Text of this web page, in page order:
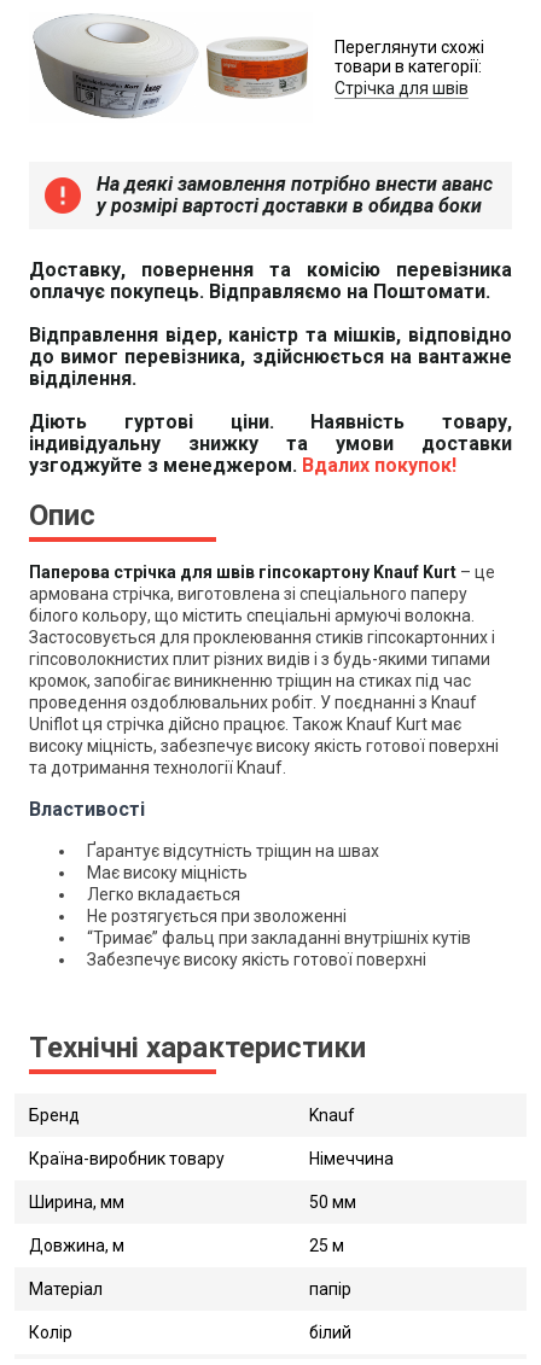
Переглянути схожі
товари в категорії:
Стрічка для швів
error
На деякі замовлення потрібно внести аванс
у розмірі вартості доставки в обидва боки
Доставку, повернення та комісію перевізника
оплачує покупець. Відправляємо на Поштомати.
Відправлення відер, каністр та мішків, відповідно
до вимог перевізника, здійснюється на вантажне
відділення.
Діють гуртові ціни. Наявність товару,
індивідуальну знижку та умови доставки
узгоджуйте з менеджером. Вдалих покупок!
Опис
Паперова стрічка для швів гіпсокартону Knauf Kurt – це
армована стрічка, виготовлена зі спеціального паперу
білого кольору, що містить спеціальні армуючі волокна.
Застосовується для проклеювання стиків гіпсокартонних і
гіпсоволокнистих плит різних видів і з будь-якими типами
кромок, запобігає виникненню тріщин на стиках під час
проведення оздоблювальних робіт. У поєднанні з Knauf
Uniflot ця стрічка дійсно працює. Також Knauf Kurt має
високу міцність, забезпечує високу якість готової поверхні
та дотримання технології Knauf.
Властивості
Ґарантує відсутність тріщин на швах
Має високу міцність
Легко вкладається
Не розтягується при зволоженні
“Тримає” фальц при закладанні внутрішніх кутів
Забезпечує високу якість готової поверхні
Технічні характеристики
Бренд Knauf
Країна-виробник товару Німеччина
Ширина, мм 50 мм
Довжина, м 25 м
Матеріал папір
Колір білий